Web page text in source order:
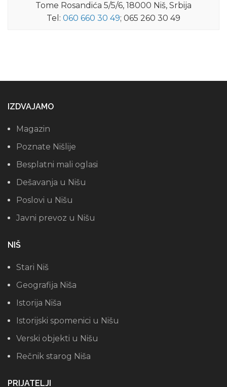
Tome Rosandića 5/5/6, 18000 Niš, Srbija
Tel: 060 660 30 49; 065 260 30 49
IZDVAJAMO
Magazin
Poznate Nišlije
Besplatni mali oglasi
Dešavanja u Nišu
Poslovi u Nišu
Javni prevoz u Nišu
NIŠ
Stari Niš
Geografija Niša
Istorija Niša
Istorijski spomenici u Nišu
Verski objekti u Nišu
Rečnik starog Niša
PRIJATELJI